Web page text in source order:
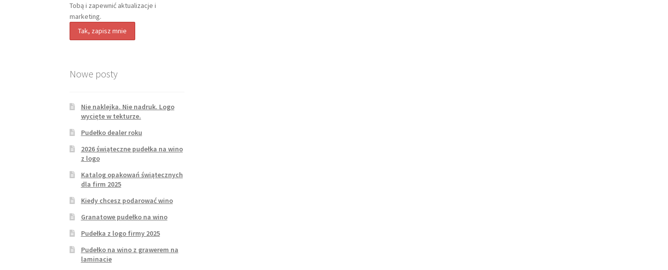
Tobą i zapewnić aktualizacje i
marketing.
Nowe posty
Nie naklejka. Nie nadruk. Logo
wycięte w tekturze.
Pudełko dealer roku
2026 świąteczne pudełka na wino
z logo
Katalog opakowań świątecznych
dla firm 2025
Kiedy chcesz podarować wino
Granatowe pudełko na wino
Pudełka z logo firmy 2025
Pudełko na wino z grawerem na
laminacie